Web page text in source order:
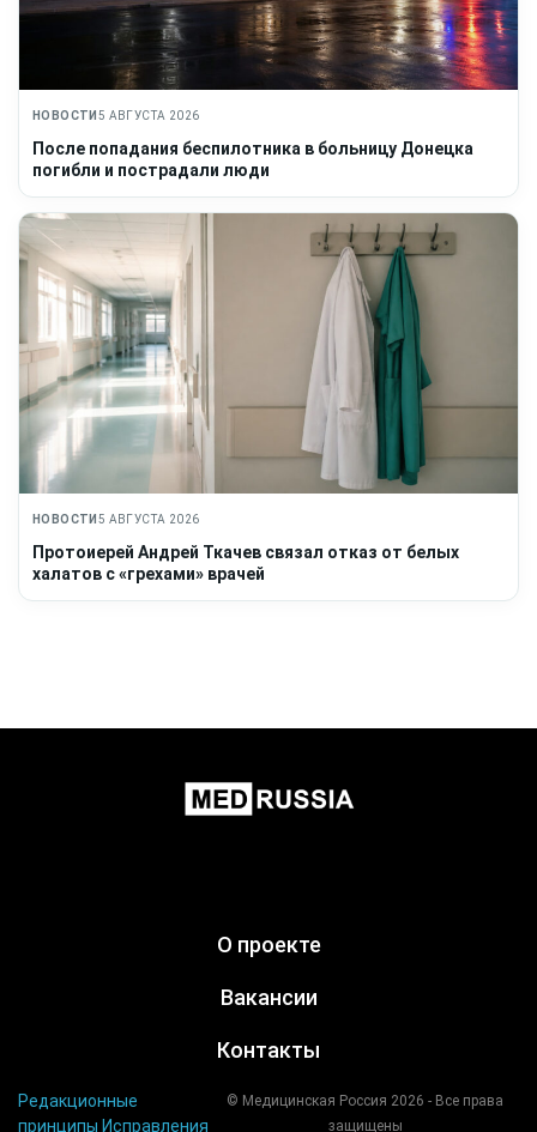
НОВОСТИ 5 АВГУСТА 2026
После попадания беспилотника в больницу Донецка
погибли и пострадали люди
НОВОСТИ 5 АВГУСТА 2026
Протоиерей Андрей Ткачев связал отказ от белых
халатов с «грехами» врачей
О проекте
Вакансии
Контакты
Редакционные
принципы Исправления
© Медицинская Россия 2026 - Все права
защищены